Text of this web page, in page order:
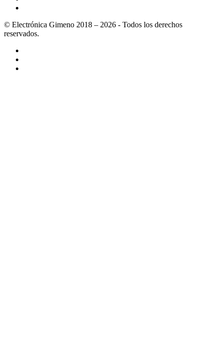
© Electrónica Gimeno 2018 – 2026 - Todos los derechos
reservados.